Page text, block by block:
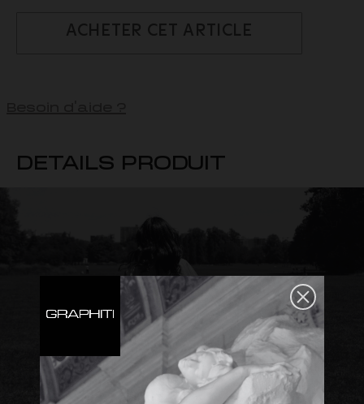
ACHETER CET ARTICLE
DETAILS PRODUIT